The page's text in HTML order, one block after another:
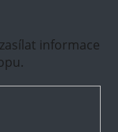
informace